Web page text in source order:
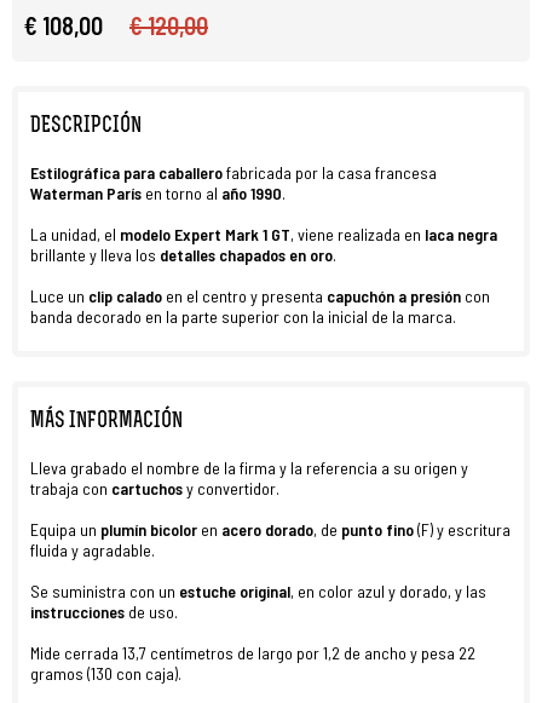
€ 108,00
€ 120,00
DESCRIPCIÓN
Estilográfica para caballerofabricada por la casa francesa
Waterman París en torno al año 1990.
La unidad, el modelo Expert Mark 1 GT, viene realizada en laca negra
brillante y lleva los detalles chapados en oro.
Luce un clip calado en el centro y presenta capuchón a presión con
banda decorado en la parte superior con la inicial de la marca.
MÁS INFORMACIÓN
Lleva grabado el nombre de la firma y la referencia a su origen y
trabaja con cartuchosy convertidor.
Equipa un plumín bicolor en acero dorado, de punto fino(F) y escritura
fluida y agradable.
Se suministra con un estuche original, en color azul y dorado, y las
instrucciones de uso.
Mide cerrada 13,7 centímetros de largo por 1,2 de ancho y pesa 22
gramos (130 con caja).